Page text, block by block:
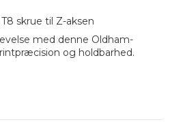
skrue til Z-aksen
med denne Oldham-
og holdbarhed.